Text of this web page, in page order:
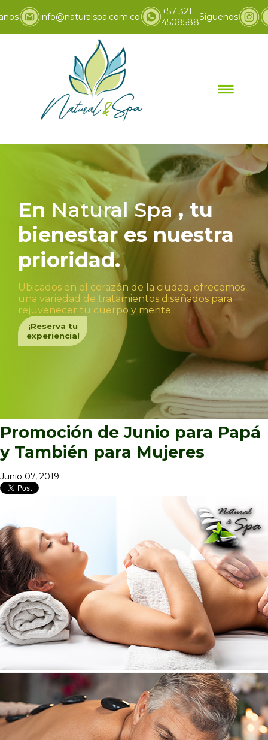
info@naturalspa.com.co
+57 321
4508588Siguenos
En Natural Spa, tu
bienestar es nuestra
prioridad.
Ubicados en el corazón de la ciudad, ofrecemos
una variedad de tratamientos diseñados para
rejuvenecer tu cuerpo y mente.
¡Reserva tu
experiencia!
Inicio>
Promoción de Junio para Papá
y También para Mujeres
Junio 07, 2019